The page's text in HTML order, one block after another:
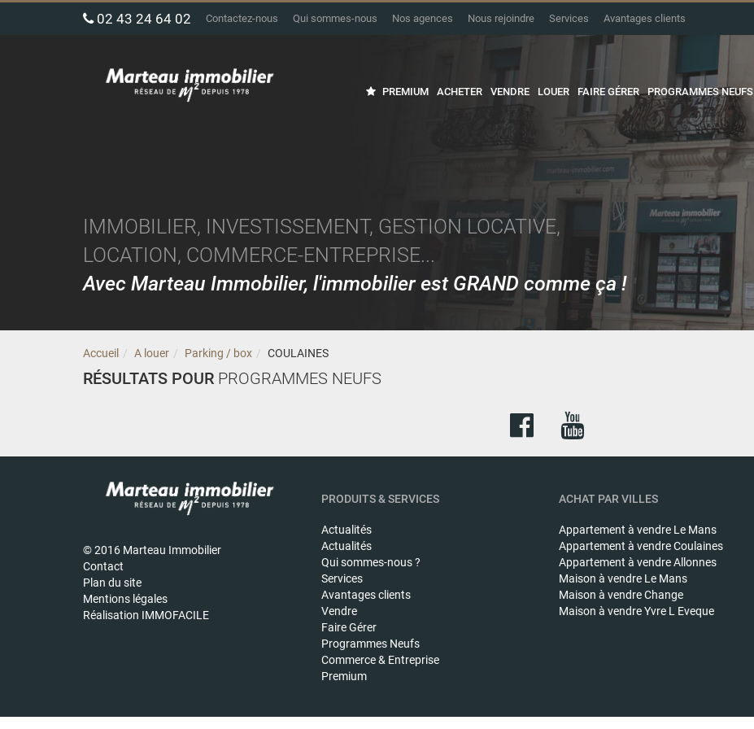
02 43 24 64 02 Contactez-nous Qui sommes-nous Nos agences Nous rejoindre Services Avantages clients
PREMIUM ACHETER VENDRE LOUER FAIRE GÉRER PROGRAMMES NEUFS
IMMOBILIER, INVESTISSEMENT, GESTION LOCATIVE,
LOCATION, COMMERCE-ENTREPRISE...
Avec Marteau Immobilier, l'immobilier est GRAND comme ça !
Accueil A louer Parking / box COULAINES
RÉSULTATS POUR PROGRAMMES NEUFS
© 2016 Marteau Immobilier
Contact
Plan du site
Mentions légales
Réalisation IMMOFACILE
PRODUITS & SERVICES
Actualités
Actualités
Qui sommes-nous ?
Services
Avantages clients
Vendre
Faire Gérer
Programmes Neufs
Commerce & Entreprise
Premium
ACHAT PAR VILLES
Appartement à vendre Le Mans
Appartement à vendreCoulaines
Appartement à vendreAllonnes
Maison à vendre Le Mans
Maison à vendreChange
Maison à vendreYvre L Eveque